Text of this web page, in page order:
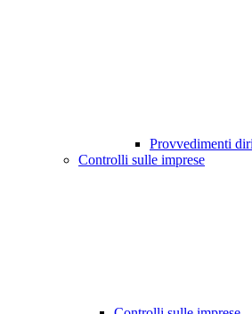
Provvedimenti
Controlli sulle imprese